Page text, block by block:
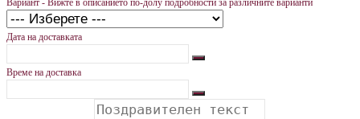
Вариант - Вижте в описанието по-долу подробности за различните варианти
Дата на доставката
Време на доставка